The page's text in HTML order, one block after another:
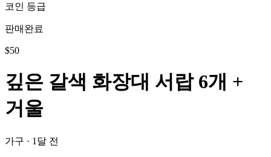
코인 등급
판매완료
$50
깊은 갈색 화장대 서랍 6개 +
거울
가구 · 1달 전